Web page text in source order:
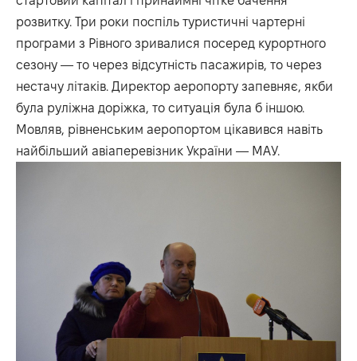
розвитку. Три роки поспіль туристичні чартерні
програми з Рівного зривалися посеред курортного
сезону — то через відсутність пасажирів, то через
нестачу літаків. Директор аеропорту запевняє, якби
була руліжна доріжка, то ситуація була б іншою.
Мовляв, рівненським аеропортом цікавився навіть
найбільший авіаперевізник України — МАУ.